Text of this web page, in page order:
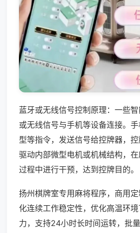
蓝牙或无线信号控制原理：一些
或无线信号与手机等设备连接。
型等指令，发送信号给控牌器，
驱动内部微型电机或机械结构，
过程中进行干预，达到控牌目的。
扬州棋牌室专用麻将程序，商用
化连续工作稳定性，优化高温环
力，支持24小时长时间运转，批